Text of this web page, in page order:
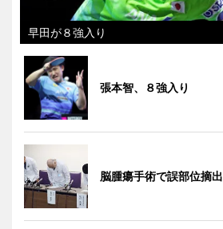
早田が８強入り
張本智、８強入り
脳腫瘍手術で誤部位摘出